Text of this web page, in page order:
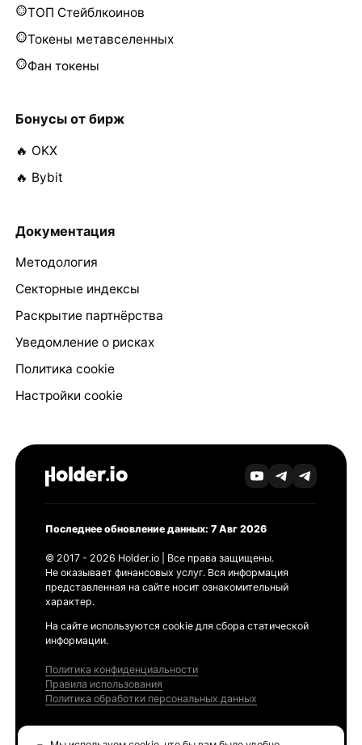
ТОП Стейблкоинов
Токены метавселенных
Фан токены
Бонусы от бирж
🔥 OKX
🔥 Bybit
Документация
Методология
Секторные индексы
Раскрытие партнёрства
Уведомление о рисках
Политика cookie
Настройки cookie
Последнее обновление данных: 7 Авг 2026
© 2017 - 2026 Holder.io | Все права защищены.
Не оказывает финансовых услуг. Вся информация
представленная на сайте носит ознакомительный
характер.
На сайте используются cookie для сбора статической
информации.
Политика конфиденциальности
Правила использования
Политика обработки персональных данных